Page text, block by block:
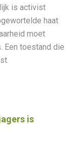
is activist
haat
moet
Een toestand die
is